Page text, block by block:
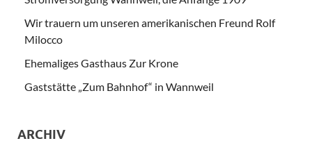
Wir trauern um unseren amerikanischen Freund Rolf
Milocco
Ehemaliges Gasthaus Zur Krone
Gaststätte „Zum Bahnhof“ in Wannweil
ARCHIV